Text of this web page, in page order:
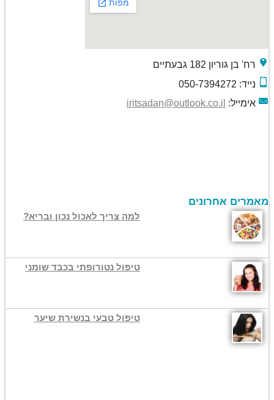
רח' בן גוריון 182 גבעתיים
נייד: 050-7394272
אימייל: iritsadan@outlook.co.il
מאמרים אחרונים
למה צריך לאכול נכון ובריא?
טיפול נטורופתי בכבד שומני
טיפול טבעי בנשירת שיער